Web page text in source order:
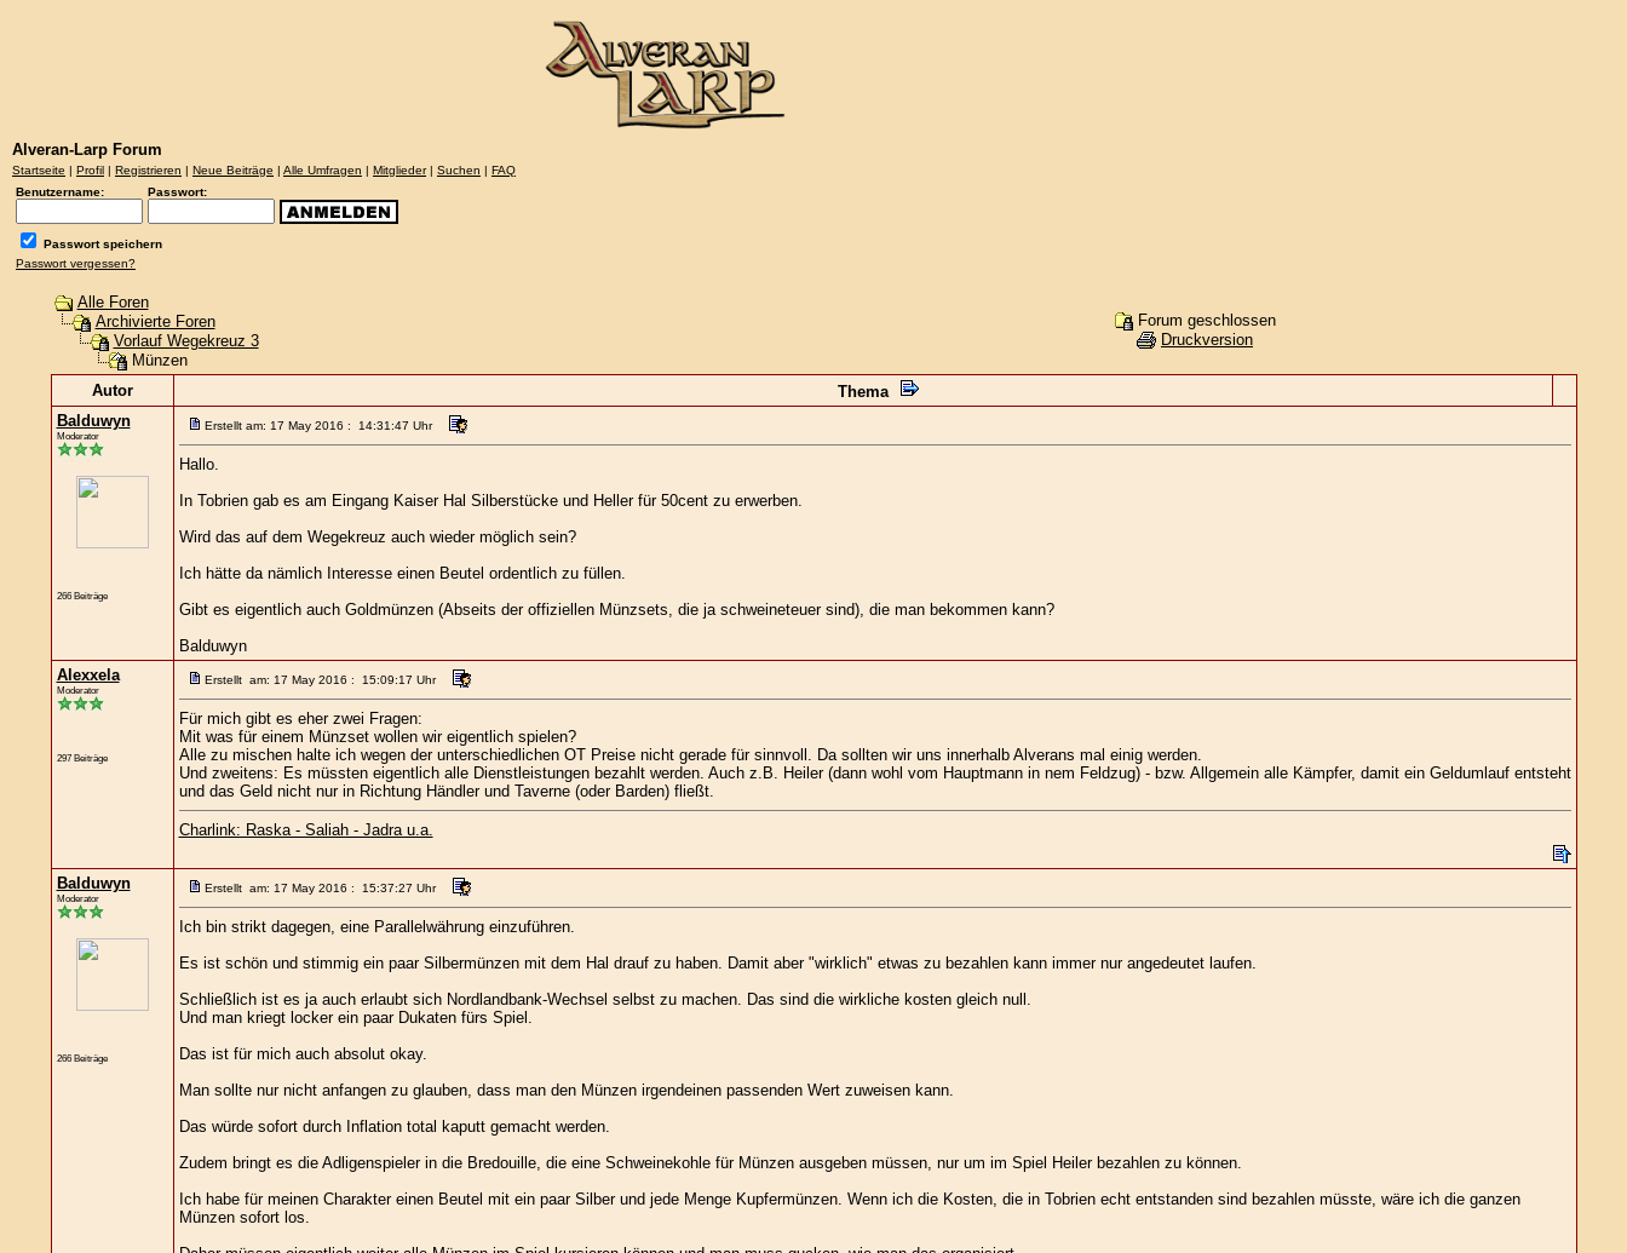
Alveran-Larp Forum
Startseite | Profil | Registrieren | Neue Beiträge | Alle Umfragen | Mitglieder| Suchen | FAQ
Benutzername:
Passwort:
Passwort speichern
Passwort vergessen?
Alle Foren
Archivierte Foren
Vorlauf Wegekreuz 3
Münzen
Forum geschlossen
Druckversion
Autor
Thema
Balduwyn
Moderator
266 Beiträge
Erstellt am: 17 May 2016 : 14:31:47 Uhr
Hallo.
In Tobrien gab es am Eingang Kaiser Hal Silberstücke und Heller für 50cent zu erwerben.
Wird das auf dem Wegekreuz auch wieder möglich sein?
Ich hätte da nämlich Interesse einen Beutel ordentlich zu füllen.
Gibt es eigentlich auch Goldmünzen (Abseits der offiziellen Münzsets, die ja schweineteuer sind), die man bekommen kann?
Balduwyn
Alexxela
Moderator
297 Beiträge
Erstellt am: 17 May 2016 : 15:09:17 Uhr
Für mich gibt es eher zwei Fragen:
Mit was für einem Münzset wollen wir eigentlich spielen?
Alle zu mischen halte ich wegen der unterschiedlichen OT Preise nicht gerade für sinnvoll. Da sollten wir uns innerhalb Alverans mal einig werden.
Und zweitens: Es müssten eigentlich alle Dienstleistungen bezahlt werden. Auch z.B. Heiler (dann wohl vom Hauptmann in nem Feldzug) - bzw. Allgemein alle Kämpfer, damit ein Geldumlauf entsteht
und das Geld nicht nur in Richtung Händler und Taverne (oder Barden) fließt.
Charlink: Raska - Saliah - Jadra u.a.
Balduwyn
Moderator
266 Beiträge
Erstellt am: 17 May 2016 : 15:37:27 Uhr
Ich bin strikt dagegen, eine Parallelwährung einzuführen.
Es ist schön und stimmig ein paar Silbermünzen mit dem Hal drauf zu haben. Damit aber "wirklich" etwas zu bezahlen kann immer nur angedeutet laufen.
Schließlich ist es ja auch erlaubt sich Nordlandbank-Wechsel selbst zu machen. Das sind die wirkliche kosten gleich null.
Und man kriegt locker ein paar Dukaten fürs Spiel.
Das ist für mich auch absolut okay.
Man sollte nur nicht anfangen zu glauben, dass man den Münzen irgendeinen passenden Wert zuweisen kann.
Das würde sofort durch Inflation total kaputt gemacht werden.
Zudem bringt es die Adligenspieler in die Bredouille, die eine Schweinekohle für Münzen ausgeben müssen, nur um im Spiel Heiler bezahlen zu können.
Ich habe für meinen Charakter einen Beutel mit ein paar Silber und jede Menge Kupfermünzen. Wenn ich die Kosten, die in Tobrien echt entstanden sind bezahlen müsste, wäre ich die ganzen
Münzen sofort los.